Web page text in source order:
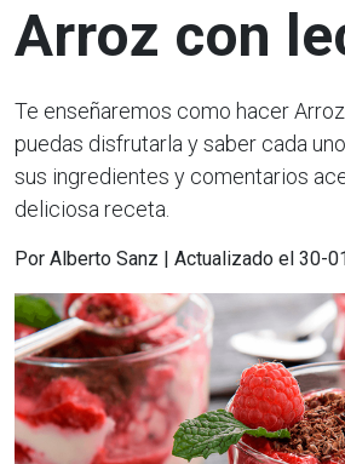
Arroz con
Te enseñaremos como hacer
puedas disfrutarla y saber cada
sus ingredientes y comentarios
deliciosa receta.
Por Alberto Sanz | Actualizado el 30-